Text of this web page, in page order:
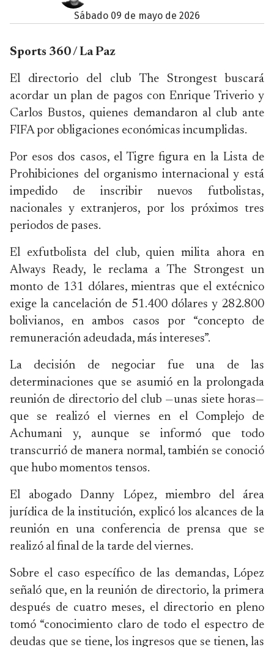
sábado 09 de mayo de 2026
Sports 360 / La Paz
El directorio del club The Strongest buscará
acordar un plan de pagos con Enrique Triverio y
Carlos Bustos, quienes demandaron al club ante
FIFA por obligaciones económicas incumplidas.
Por esos dos casos, el Tigre figura en la Lista de
Prohibiciones del organismo internacional y está
impedido de inscribir nuevos futbolistas,
nacionales y extranjeros, por los próximos tres
periodos de pases.
El exfutbolista del club, quien milita ahora en
Always Ready, le reclama a The Strongest un
monto de 131 dólares, mientras que el extécnico
exige la cancelación de 51.400 dólares y 282.800
bolivianos, en ambos casos por “concepto de
remuneración adeudada, más intereses”.
La decisión de negociar fue una de las
determinaciones que se asumió en la prolongada
reunión de directorio del club —unas siete horas—
que se realizó el viernes en el Complejo de
Achumani y, aunque se informó que todo
transcurrió de manera normal, también se conoció
que hubo momentos tensos.
El abogado Danny López, miembro del área
jurídica de la institución, explicó los alcances de la
reunión en una conferencia de prensa que se
realizó al final de la tarde del viernes.
Sobre el caso específico de las demandas, López
señaló que, en la reunión de directorio, la primera
después de cuatro meses, el directorio en pleno
tomó “conocimiento claro de todo el espectro de
deudas que se tiene, los ingresos que se tienen, las